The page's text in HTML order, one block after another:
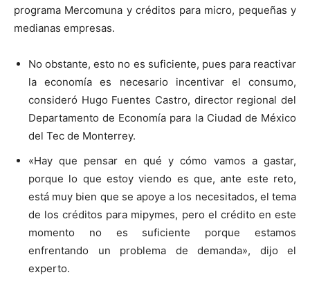
programa Mercomuna y créditos para micro, pequeñas y
medianas empresas.
No obstante, esto no es suficiente, pues para reactivar
la economía es necesario incentivar el consumo,
consideró Hugo Fuentes Castro, director regional del
Departamento de Economía para la Ciudad de México
del Tec de Monterrey.
«Hay que pensar en qué y cómo vamos a gastar,
porque lo que estoy viendo es que, ante este reto,
está muy bien que se apoye a los necesitados, el tema
de los créditos para mipymes, pero el crédito en este
momento no es suficiente porque estamos
enfrentando un problema de demanda», dijo el
experto.